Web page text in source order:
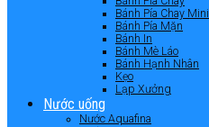
Bánh Pía Chay Mini
Bánh Pía Mặn
Bánh In
Bánh Mè Láo
Bánh Hạnh Nhân
Kẹo
Lạp Xưởng
Nước uống
Nước Aquafina